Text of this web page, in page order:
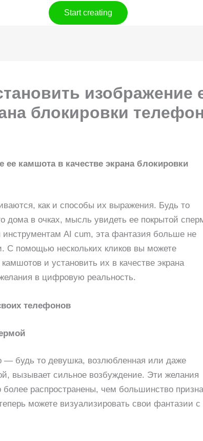
Start creating
изображение
блокировки
ее камшота в качестве экрана блокировки
как и способы их выражения. Будь то
дома в очках, мысль увидеть ее покрытой
инструментам AI cum, эта фантазия больше не
С помощью нескольких кликов вы можете
и установить их в качестве экрана
в цифровую реальность.
телефонов
— будь то девушка, возлюбленная или даже
вызывает сильное возбуждение. Эти желания
распространены, чем большинство
можете визуализировать свои фантазии с